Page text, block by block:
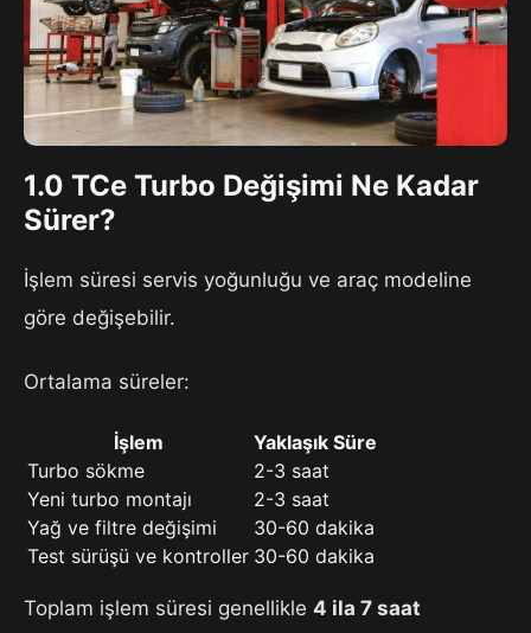
1.0 TCe Turbo Değişimi Ne Kadar
Sürer?
İşlem süresi servis yoğunluğu ve araç modeline
göre değişebilir.
Ortalama süreler:
İşlem
Yaklaşık Süre
Turbo sökme
2-3 saat
Yeni turbo montajı
2-3 saat
Yağ ve filtre değişimi
30-60 dakika
Test sürüşü ve kontroller 30-60 dakika
Toplam işlem süresi genellikle 4 ila 7 saat